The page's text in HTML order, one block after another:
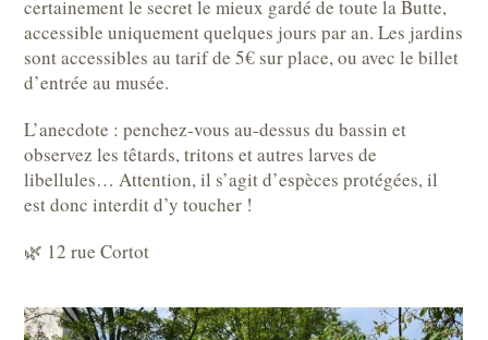
certainement le secret le mieux gardé de toute la Butte,
accessible uniquement quelques jours par an. Les jardins
sont accessibles au tarif de 5€ sur place, ou avec le billet
d’entrée au musée.
L’anecdote : penchez-vous au-dessus du bassin et
observez les têtards, tritons et autres larves de
libellules… Attention, il s’agit d’espèces protégées, il
est donc interdit d’y toucher !
🌿 12 rue Cortot